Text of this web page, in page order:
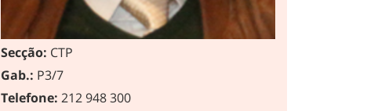
Secção: CTP
Gab.: P3/7
Telefone: 212 948 300